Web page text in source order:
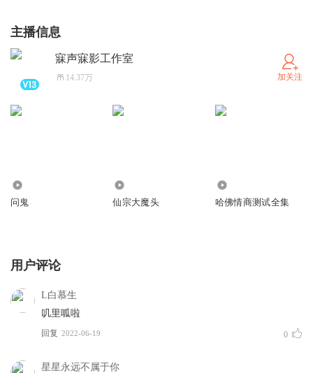
主播信息
寐声寐影工作室
14.37万 加关注
问鬼 仙宗大魔头 哈佛情商测试全集
用户评论
L白慕生
叽里呱啦
回复 2022-06-19 0
星星永远不属于你